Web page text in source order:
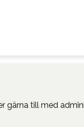
gärna till med